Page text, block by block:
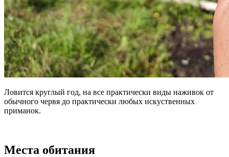
Ловится круглый год, на все практически виды наживок от
обычного червя до практически любых искуственных
приманок.
Места обитания